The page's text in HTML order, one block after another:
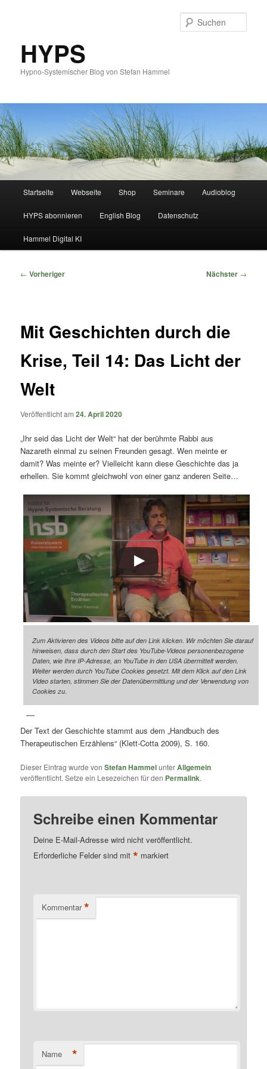
HYPS
Hypno-Systemischer Blog von Stefan Hammel
Zum
primären
Inhalt
springen
Zum
sekundären
Inhalt
springen
Startseite Webseite Shop Seminare Audioblog
HYPS abonnieren English Blog Datenschutz
Hammel Digital KI
Beitragsnavigation
← Vorheriger Nächster →
Mit Geschichten durch die
Krise, Teil 14: Das Licht der
Welt
Veröffentlicht am24. April 2020
„Ihr seid das Licht der Welt“ hat der berühmte Rabbi aus
Nazareth einmal zu seinen Freunden gesagt. Wen meinte er
damit? Was meinte er? Vielleicht kann diese Geschichte das ja
erhellen. Sie kommt gleichwohl von einer ganz anderen Seite…
Zum Aktivieren des Videos bitte auf den Link klicken. Wir möchten Sie darauf
hinweisen, dass durch den Start des YouTube-Videos personenbezogene
Daten, wie Ihre IP-Adresse, an YouTube in den USA übermittelt werden.
Weiter werden durch YouTube Cookies gesetzt. Mit dem Klick auf den Link
Video starten, stimmen Sie der Datenübermittlung und der Verwendung von
Cookies zu.
Der Text der Geschichte stammt aus dem „Handbuch des
Therapeutischen Erzählens“ (Klett-Cotta 2009), S. 160.
Dieser Eintrag wurde vonStefan HammelunterAllgemein
veröffentlicht. Setze ein Lesezeichen für den Permalink.
Schreibe einen Kommentar
Deine E-Mail-Adresse wird nicht veröffentlicht.
Erforderliche Felder sind mit* markiert
Kommentar *
Name *